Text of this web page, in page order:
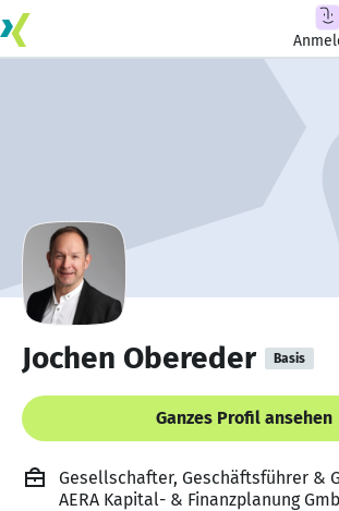
Jochen Obereder Basis
Ganzes Profil ansehen
Gesellschafter, Geschäftsführer &
AERA Kapital- & Finanzplanung